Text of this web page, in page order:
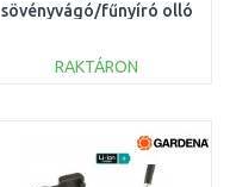
sövényvágó/fűnyíró olló
/18V)
RAKTÁRON
Összehasonlítás